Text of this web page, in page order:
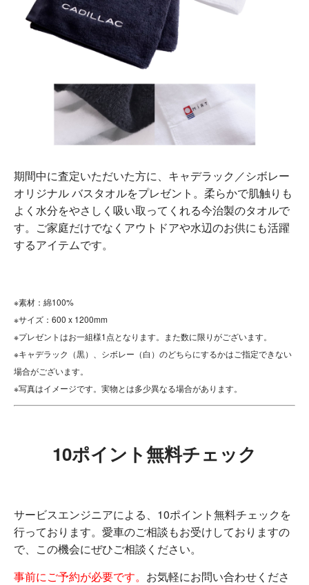
期間中に査定いただいた方に、キャデラック／シボレー
オリジナル バスタオルをプレゼント。柔らかで肌触りも
よく水分をやさしく吸い取ってくれる今治製のタオルで
す。ご家庭だけでなくアウトドアや水辺のお供にも活躍
するアイテムです。
※素材：綿100%
※サイズ：600 x 1200mm
※プレゼントはお一組様1点となります。また数に限りがございます。
※キャデラック（黒）、シボレー（白）のどちらにするかはご指定できない
場合がございます。
※写真はイメージです。実物とは多少異なる場合があります。
10ポイント無料チェック
サービスエンジニアによる、10ポイント無料チェックを
行っております。愛車のご相談もお受けしておりますの
で、この機会にぜひご相談ください。
事前にご予約が必要です。 お気軽にお問い合わせくださ